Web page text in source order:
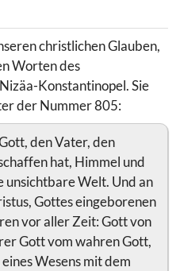
christlichen Glauben,
Worten des
Konstantinopel. Sie
der Nummer 805:
den Vater, den
hat, Himmel und
unsichtbare Welt. Und an
Gottes eingeborenen
vor aller Zeit: Gott von
Gott vom wahren Gott,
Wesens mit dem